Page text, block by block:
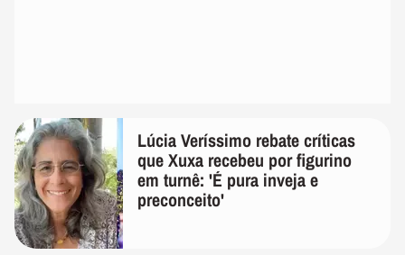
Lúcia Veríssimo rebate críticas
que Xuxa recebeu por figurino
em turnê: 'É pura inveja e
preconceito'